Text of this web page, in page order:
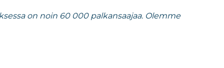
on noin 60 000 palkansaajaa. Olemme